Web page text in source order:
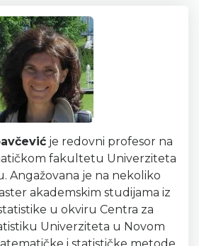
je redovni profesor na
fakultetu Univerziteta
Angažovana je na nekoliko
akadem­skim studijama iz
u okviru Cen­tra za
Univerziteta u Novom